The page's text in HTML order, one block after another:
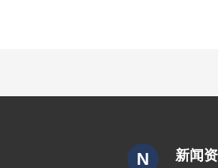
N 新闻